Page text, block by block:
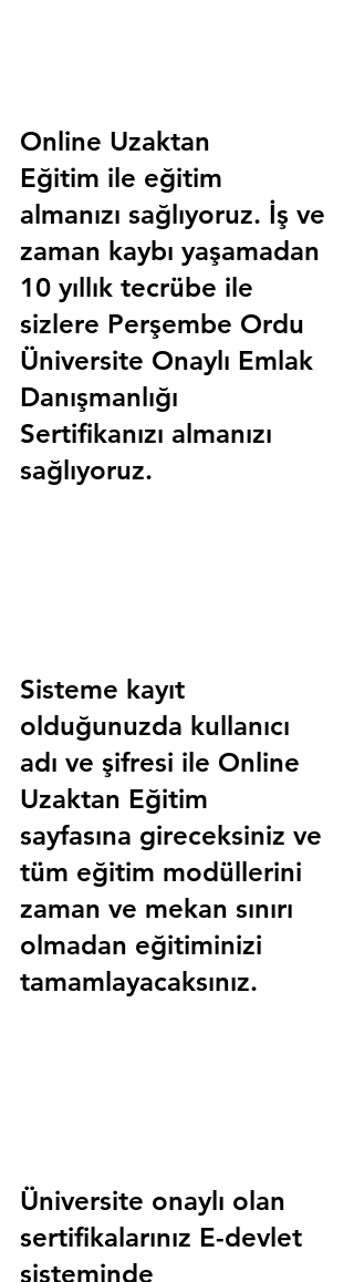
Online Uzaktan
Eğitim ile eğitim
almanızı sağlıyoruz. İş ve
zaman kaybı yaşamadan
10 yıllık tecrübe ile
sizlere Perşembe Ordu
Üniversite Onaylı Emlak
Danışmanlığı
Sertifikanızı almanızı
sağlıyoruz.
Sisteme kayıt
olduğunuzda kullanıcı
adı ve şifresi ile Online
Uzaktan Eğitim
sayfasına gireceksiniz ve
tüm eğitim modüllerini
zaman ve mekan sınırı
olmadan eğitiminizi
tamamlayacaksınız.
Üniversite onaylı olan
sertifikalarınız E-devlet
sisteminde